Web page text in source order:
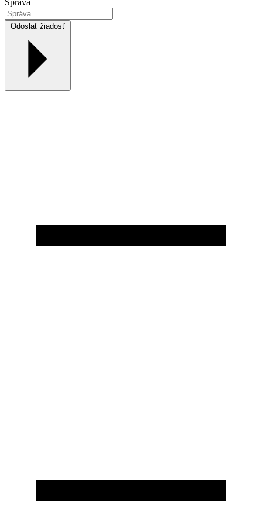
Odoslať žiadosť